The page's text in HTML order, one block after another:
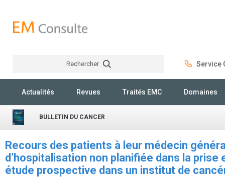
Rechercher Service
Actualités Revues Traités EMC Domaines
BULLETIN DU CANCER
Recours des patients à leur médecin
d’hospitalisation non planifiée dans la prise
étude prospective dans un institut de